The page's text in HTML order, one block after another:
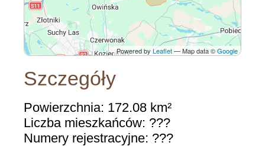
Powered byLeaflet— Map data ©Google
Szczegóły
Powierzchnia: 172.08 km²
Liczba mieszkańców: ???
Numery rejestracyjne: ???